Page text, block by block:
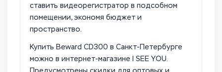
ставить видеорегистратор в подсобном
помещении, экономя бюджет и
пространство.
Купить Beward CD300 в Санкт-Петербурге
можно в интернет-магазине I SEE YOU.